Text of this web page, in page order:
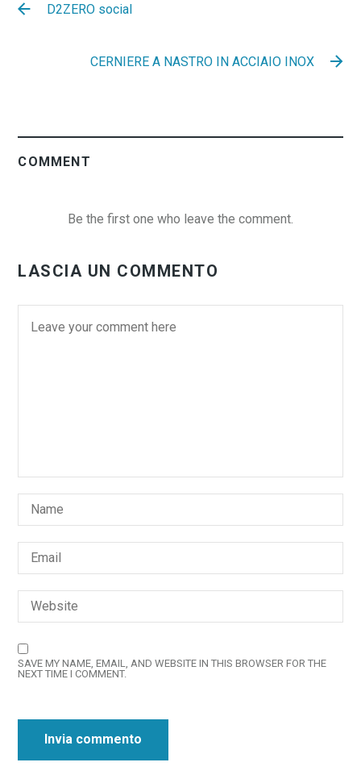
D2ZERO social
CERNIERE A NASTRO IN ACCIAIO INOX
COMMENT
Be the first one who leave the comment.
LASCIA UN COMMENTO
SAVE MY NAME, EMAIL, AND WEBSITE IN THIS BROWSER FOR THE
NEXT TIME I COMMENT.